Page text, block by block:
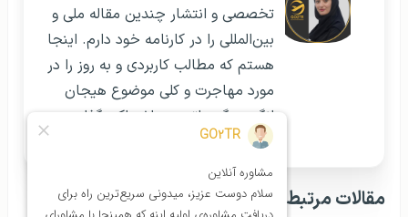
تخصصی و انتشار چندین مقاله ملی و
بین‌المللی را در کارنامه خود دارم. اینجا
هستم که مطالب کاربردی و به روز را در
مورد مهاجرت و کلی موضوع هیجان
انگیز دیگه براتون به اشتراک بگذارم.
مقالات مرتبط: